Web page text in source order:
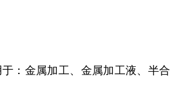
： 金属加工、金属加工液、半合